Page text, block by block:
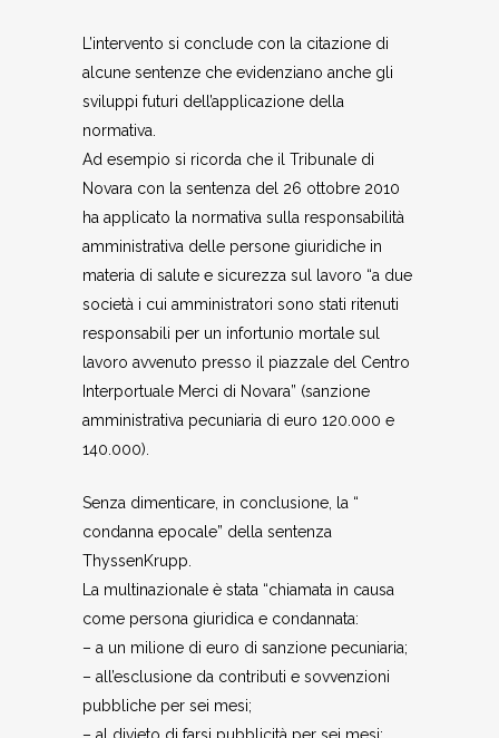
L’intervento si conclude con la citazione di
alcune sentenze che evidenziano anche gli
sviluppi futuri dell’applicazione della
normativa.
Ad esempio si ricorda che il Tribunale di
Novara con la sentenza del 26 ottobre 2010
ha applicato la normativa sulla responsabilità
amministrativa delle persone giuridiche in
materia di salute e sicurezza sul lavoro “a due
società i cui amministratori sono stati ritenuti
responsabili per un infortunio mortale sul
lavoro avvenuto presso il piazzale del Centro
Interportuale Merci di Novara” (sanzione
amministrativa pecuniaria di euro 120.000 e
140.000).
Senza dimenticare, in conclusione, la “
condanna epocale” della sentenza
ThyssenKrupp.
La multinazionale è stata “chiamata in causa
come persona giuridica e condannata:
– a un milione di euro di sanzione pecuniaria;
– all’esclusione da contributi e sovvenzioni
pubbliche per sei mesi;